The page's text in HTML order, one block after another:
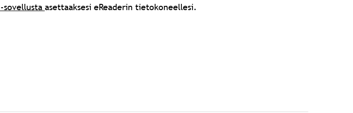
sovellusta asettaaksesi eReaderin tietokoneellesi.